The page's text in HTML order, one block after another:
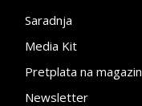
Saradnja
Media Kit
Pretplata na magazin
Newsletter